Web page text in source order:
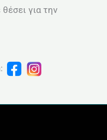
για την